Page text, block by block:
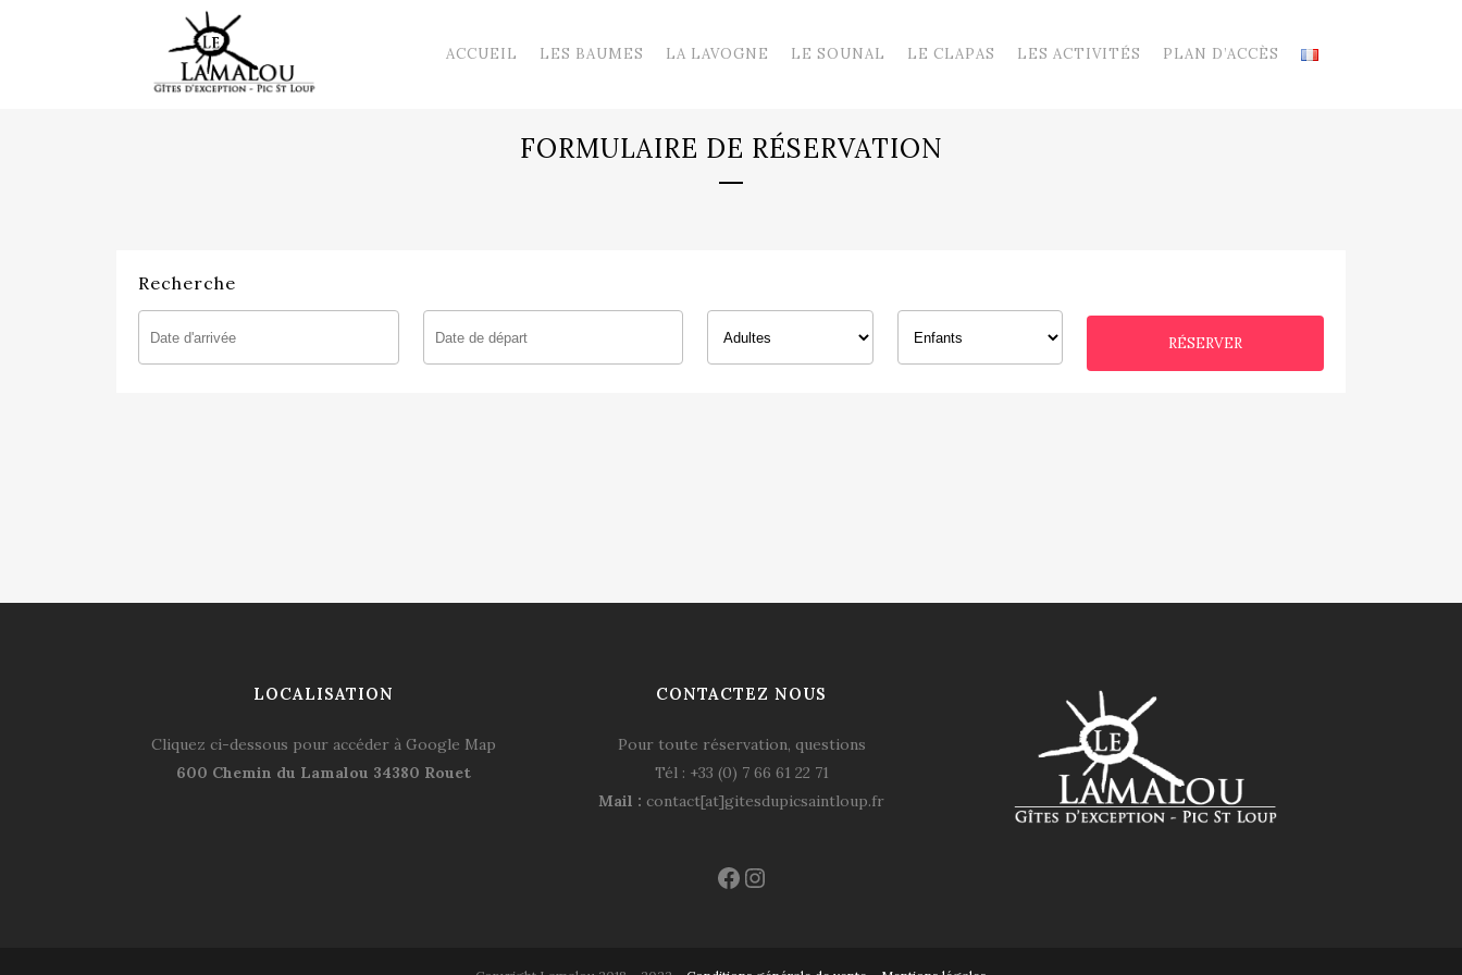
ACCUEIL LES BAUMES LA LAVOGNE LE SOUNAL LE CLAPAS LES ACTIVITÉS PLAN D’ACCÈS
FORMULAIRE DE RÉSERVATION
Recherche
LOCALISATION
Cliquez ci-dessous pour accéder à Google Map
600 Chemin du Lamalou 34380 Rouet
CONTACTEZ NOUS
Pour toute réservation, questions
Tél : +33 (0) 7 66 61 22 71
Mail : contact[at]gitesdupicsaintloup.fr
Facebook
Instagram